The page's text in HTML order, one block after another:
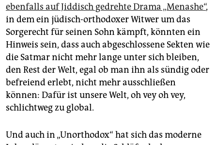
ebenfalls auf Jiddisch gedrehte Drama „Menashe“,
in dem ein jüdisch-orthodoxer Witwer um das
Sorgerecht für seinen Sohn kämpft, könnten ein
Hinweis sein, dass auch abgeschlossene Sekten wie
die Satmar nicht mehr lange unter sich bleiben,
den Rest der Welt, egal ob man ihn als sündig oder
befreiend erlebt, nicht mehr ausschließen
können: Dafür ist unsere Welt, oh vey oh vey,
schlichtweg zu global.
Und auch in „Unorthodox“ hat sich das moderne